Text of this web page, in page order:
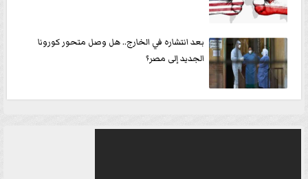
بعد انتشاره في الخارج.. هل وصل متحور كورونا
الجديد إلى مصر؟